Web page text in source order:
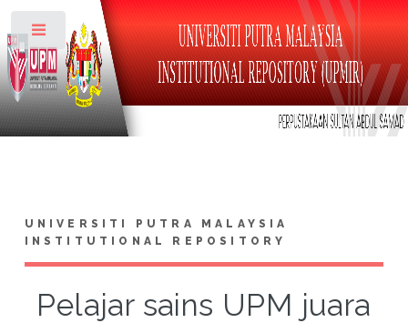
UNIVERSITI PUTRA MALAYSIA
INSTITUTIONAL REPOSITORY
Pelajar sains UPM juara
Toggle